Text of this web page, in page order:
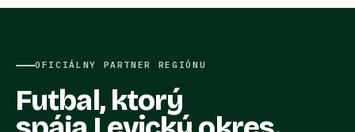
OFICIÁLNY PARTNER REGIÓNU
Futbal, ktorý